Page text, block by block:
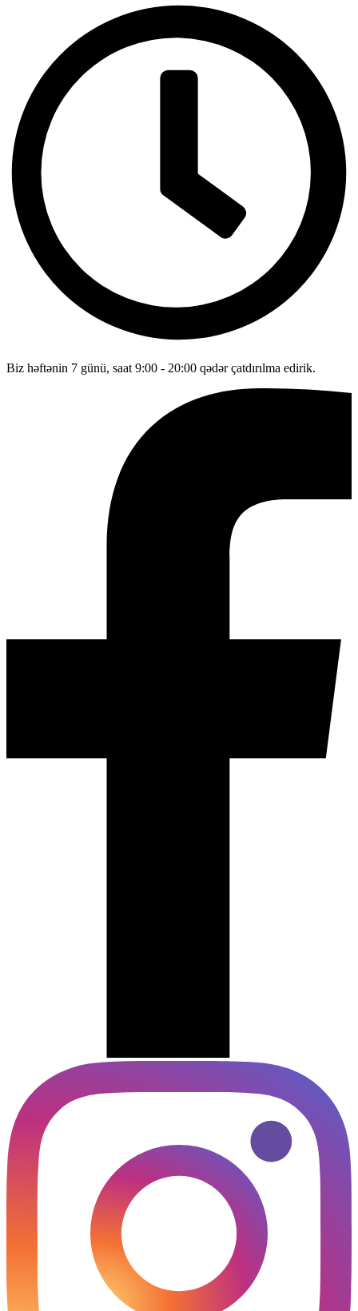
Biz həftənin 7 günü, saat 9:00 - 20:00 qədər çatdırılma edirik.